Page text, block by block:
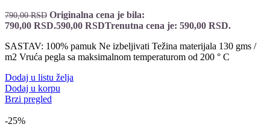
790,00RSD Originalna cena je bila:
790,00 RSD.590,00 RSDTrenutna cena je: 590,00 RSD.
SASTAV: 100% pamuk Ne izbeljivati Težina materijala 130 gms /
m2 Vruća pegla sa maksimalnom temperaturom od 200 ° C
Dodaj u listu želja
Dodaj u korpu
Brzi pregled
-25%